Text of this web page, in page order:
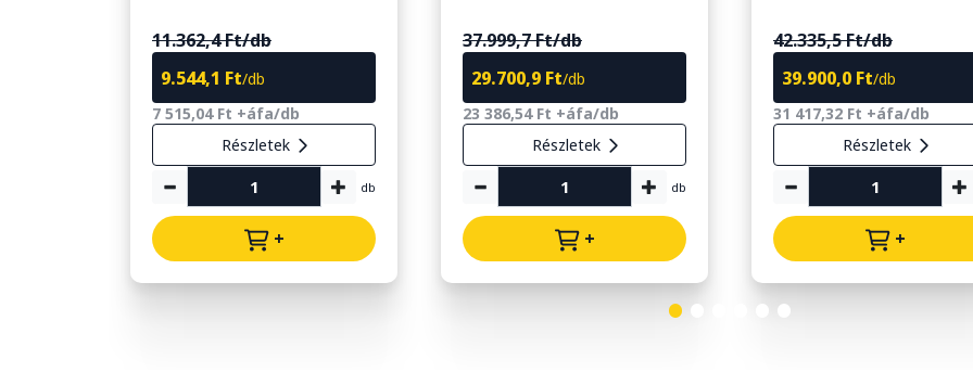
11.362,4 Ft/db
9.544,1 Ft/db
7 515,04 Ft +áfa/db
Részletek
db
+
37.999,7 Ft/db
29.700,9 Ft/db
23 386,54 Ft +áfa/db
Részletek
db
+
42.335,5 Ft/db
39.900,0 Ft/db
31 417,32 Ft +áfa/db
Részletek
+